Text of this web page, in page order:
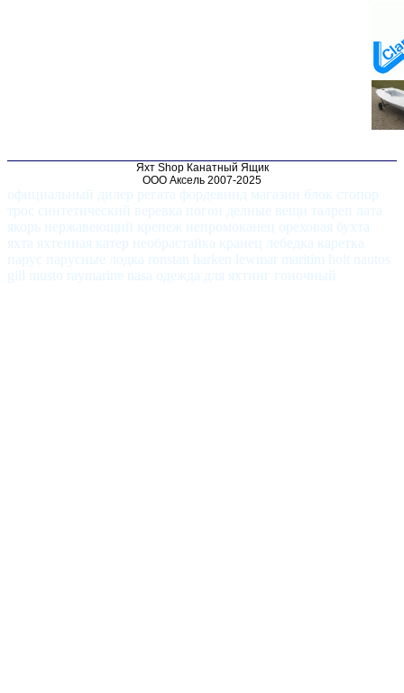
Яхт Shop Канатный Ящик
ООО Аксель 2007-2025
официальный дилер регата фордевинд магазин блок стопор
трос синтетический веревка погон делные вещи талреп лата
якорь нержавеющий крепеж непромоканец ореховая бухта
яхта яхтенная катер необрастайка кранец лебедка каретка
парус парусные лодка ronstan harken lewmar maritim holt nautos
gill musto raymarine nasa одежда для яхтинг гоночный